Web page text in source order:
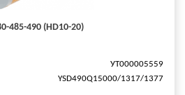
485-490 (HD10-20)
УТ000005559
YSD490Q15000/1317/1377